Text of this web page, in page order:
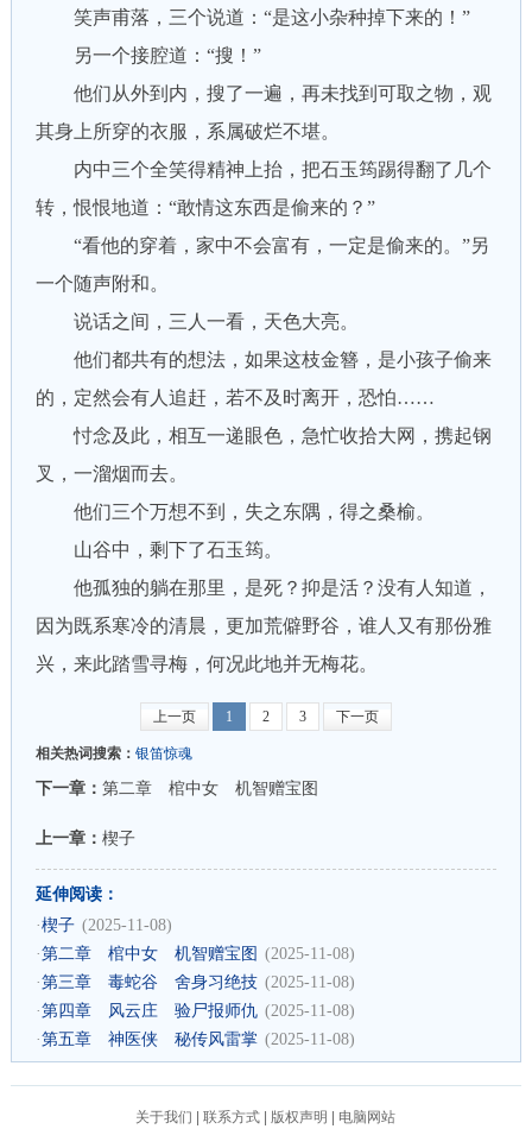
笑声甫落，三个说道：“是这小杂种掉下来的！”
另一个接腔道：“搜！”
他们从外到内，搜了一遍，再未找到可取之物，观
其身上所穿的衣服，系属破烂不堪。
内中三个全笑得精神上抬，把石玉筠踢得翻了几个
转，恨恨地道：“敢情这东西是偷来的？”
“看他的穿着，家中不会富有，一定是偷来的。”另
一个随声附和。
说话之间，三人一看，天色大亮。
他们都共有的想法，如果这枝金簪，是小孩子偷来
的，定然会有人追赶，若不及时离开，恐怕……
忖念及此，相互一递眼色，急忙收拾大网，携起钢
叉，一溜烟而去。
他们三个万想不到，失之东隅，得之桑榆。
山谷中，剩下了石玉筠。
他孤独的躺在那里，是死？抑是活？没有人知道，
因为既系寒冷的清晨，更加荒僻野谷，谁人又有那份雅
兴，来此踏雪寻梅，何况此地并无梅花。
上一页 1 2 3 下一页
相关热词搜索： 银笛惊魂
下一章： 第二章 棺中女 机智赠宝图
上一章： 楔子
延伸阅读：
·楔子 (2025-11-08)
·第二章 棺中女 机智赠宝图 (2025-11-08)
·第三章 毒蛇谷 舍身习绝技 (2025-11-08)
·第四章 风云庄 验尸报师仇 (2025-11-08)
·第五章 神医侠 秘传风雷掌 (2025-11-08)
关于我们 |联系方式 版权声明 电脑网站